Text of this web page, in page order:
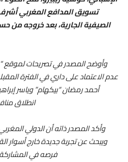
تسويق المدافع المغربي أشرف
الصيفية الجارية، بعد خروجه من
وأوضح المصدر في تصريحات لموقع “
عدم الاعتماد على داري في الفترة
أحمد رمضان “بيكهام” وياسر
انطلاق
وأكد المصدر ذاته أن الدولي
ويبحث عن تجربة جديدة خارج أسوار
فرصه في